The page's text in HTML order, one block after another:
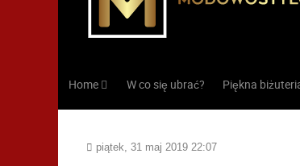
Home W co się ubrać? Piękna
piątek, 31 maj 2019 22:07